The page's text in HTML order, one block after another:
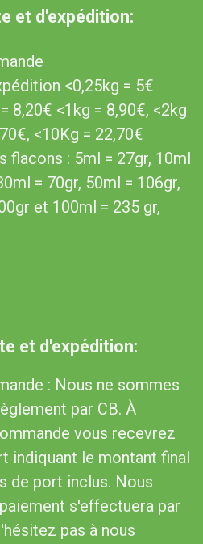
et d'expédition:
<0,25kg = 5€
8,20€ <1kg = 8,90€, <2kg
<10Kg = 22,70€
flacons : 5ml = 27gr, 10ml
= 70gr, 50ml = 106gr,
et 100ml = 235 gr,
et d'expédition:
: Nous ne sommes
par CB. À
vous recevrez
indiquant le montant final
de port inclus. Nous
s'effectuera par
pas à nous